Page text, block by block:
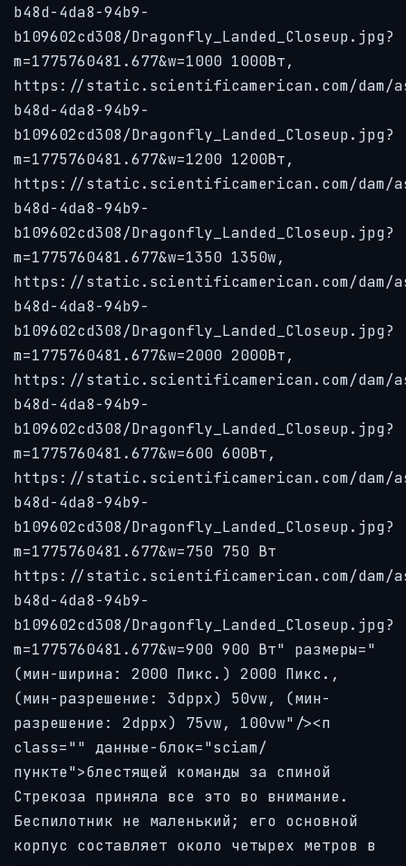
b48d-4da8-94b9-
b109602cd308/Dragonfly_Landed_Closeup.jpg?
m=1775760481.677&w=1000 1000Вт,
https://static.scientificamerican.com/dam/
b48d-4da8-94b9-
b109602cd308/Dragonfly_Landed_Closeup.jpg?
m=1775760481.677&w=1200 1200Вт,
https://static.scientificamerican.com/dam/
b48d-4da8-94b9-
b109602cd308/Dragonfly_Landed_Closeup.jpg?
m=1775760481.677&w=1350 1350w,
https://static.scientificamerican.com/dam/
b48d-4da8-94b9-
b109602cd308/Dragonfly_Landed_Closeup.jpg?
m=1775760481.677&w=2000 2000Вт,
https://static.scientificamerican.com/dam/
b48d-4da8-94b9-
b109602cd308/Dragonfly_Landed_Closeup.jpg?
m=1775760481.677&w=600 600Вт,
https://static.scientificamerican.com/dam/
b48d-4da8-94b9-
b109602cd308/Dragonfly_Landed_Closeup.jpg?
m=1775760481.677&w=750 750 Вт
https://static.scientificamerican.com/dam/
b48d-4da8-94b9-
b109602cd308/Dragonfly_Landed_Closeup.jpg?
m=1775760481.677&w=900 900 Вт" размеры="
(мин-ширина: 2000 Пикс.) 2000 Пикс.,
(мин-разрешение: 3dppx) 50vw, (мин-
разрешение: 2dppx) 75vw, 100vw"/><п
class="" данные-блок="sciam/
пункте">блестящей команды за спиной
Стрекоза приняла все это во внимание.
Беспилотник не маленький; его основной
корпус составляет около четырех метров в